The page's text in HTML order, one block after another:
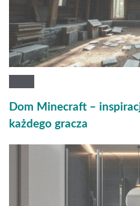
Dom Minecraft –
każdego gracza